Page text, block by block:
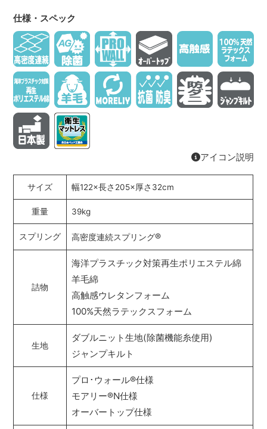
仕様・スペック
アイコン説明
サイズ 幅122×長さ205×厚さ32cm
重量 39kg
スプリング 高密度連続スプリング®
詰物
海洋プラスチック対策再生ポリエステル綿
羊毛綿
高触感ウレタンフォーム
100%天然ラテックスフォーム
生地
ダブルニット生地(除菌機能糸使用)
ジャンプキルト
仕様
プロ･ウォール®仕様
モアリー®N仕様
オーバートップ仕様